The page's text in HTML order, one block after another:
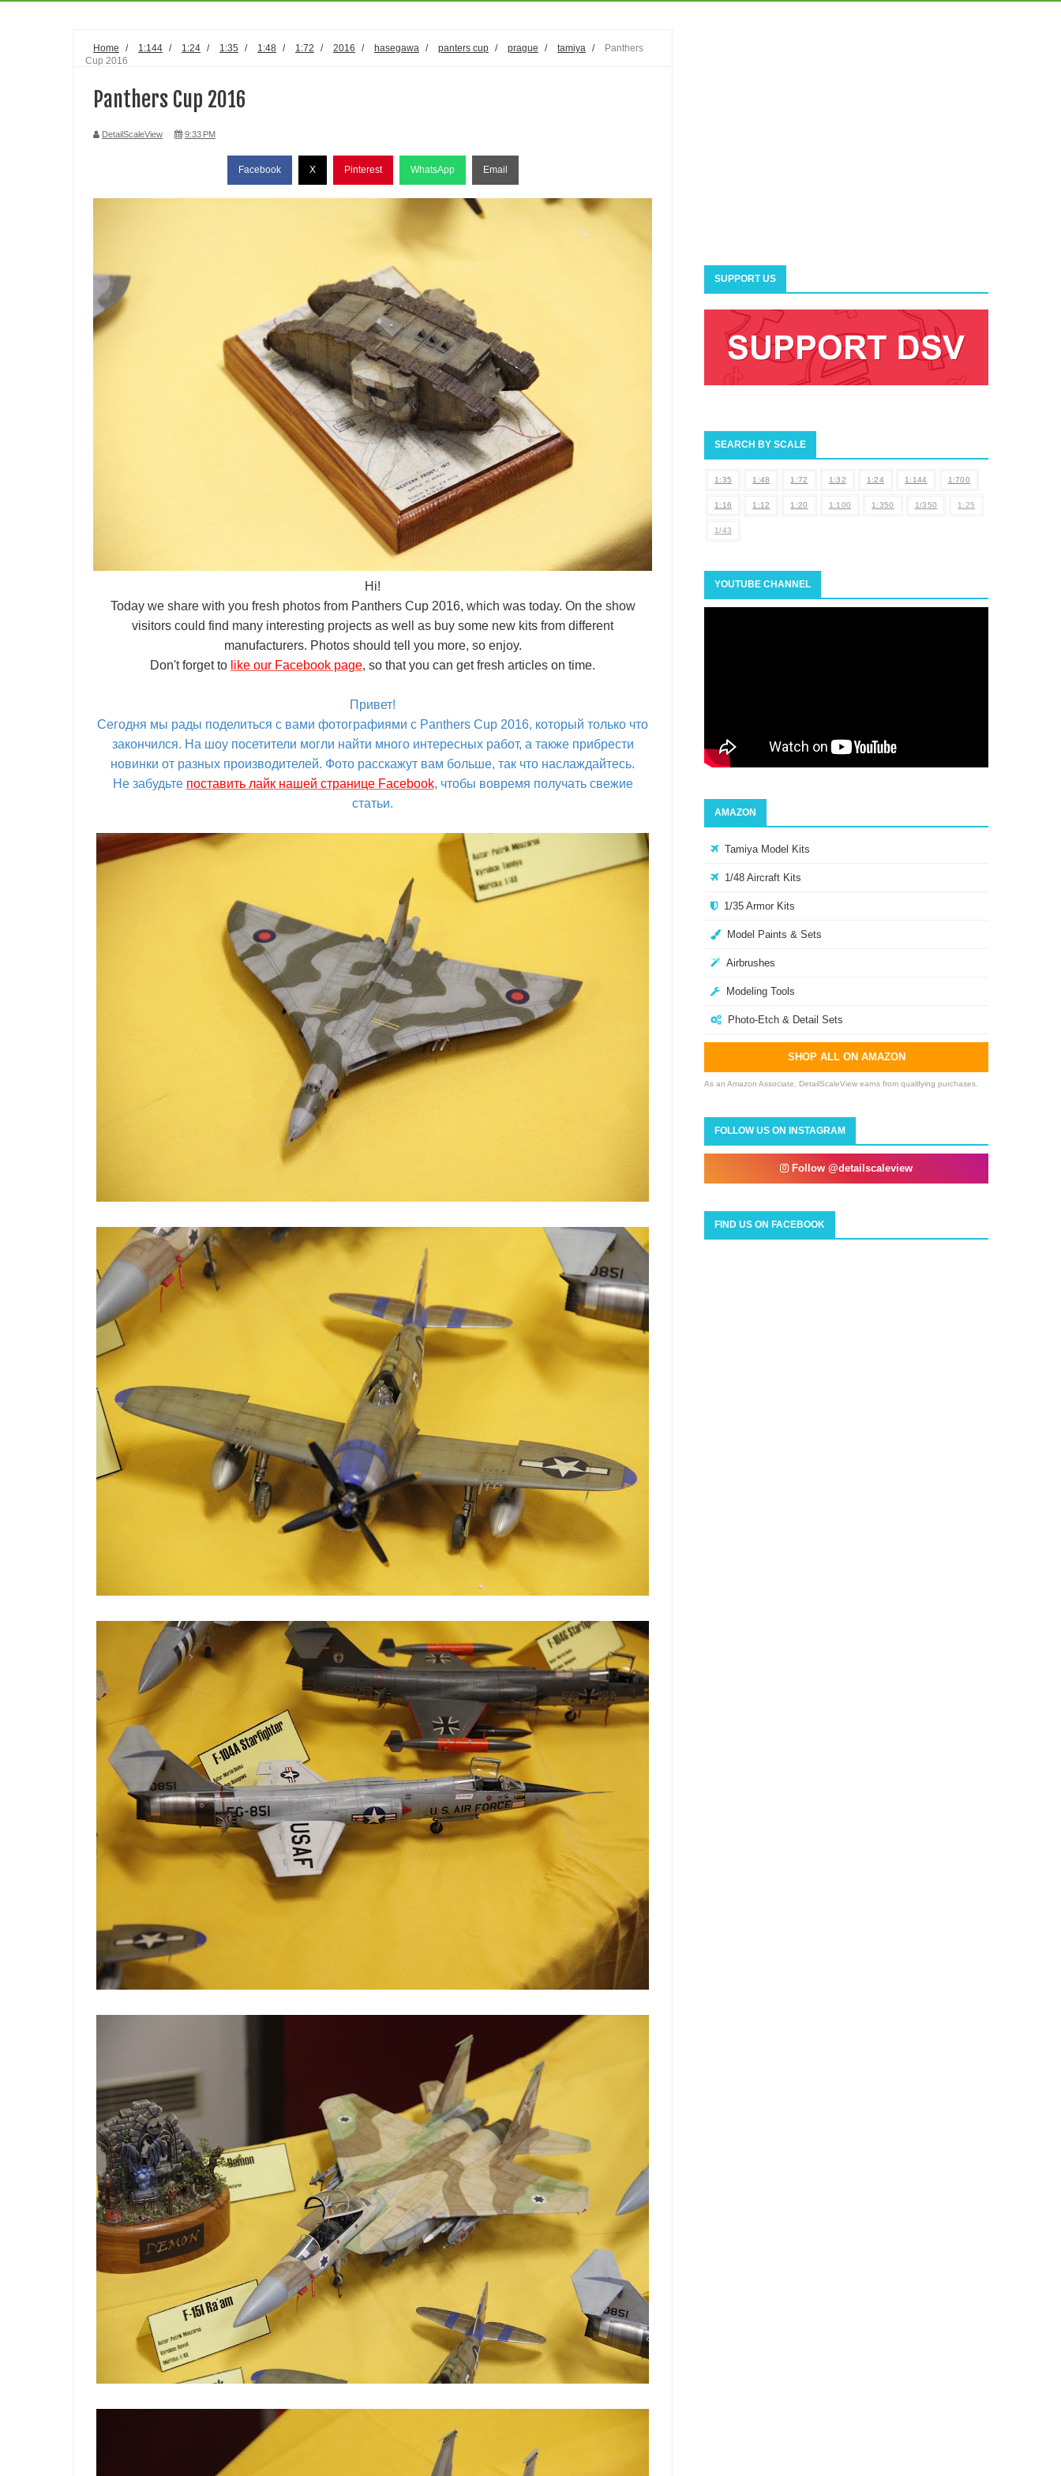
Home / 1:144 / 1:24 / 1:35 / 1:48 / 1:72 / 2016 / hasegawa / panters cup / prague / tamiya /
Panthers
Cup 2016
Panthers Cup 2016
DetailScaleView 9:33 PM
Facebook X Pinterest WhatsApp Email
Hi!
Today we share with you fresh photos from Panthers Cup 2016, which was today. On the show
visitors could find many interesting projects as well as buy some new kits from different
manufacturers. Photos should tell you more, so enjoy.
Don't forget to like our Facebook page, so that you can get fresh articles on time.
Привет!
Сегодня мы рады поделиться с вами фотографиями с Panthers Cup 2016, который только что
закончился. На шоу посетители могли найти много интересных работ, а также прибрести
новинки от разных производителей. Фото расскажут вам больше, так что наслаждайтесь.
Не забудьте поставить лайк нашей странице Facebook, чтобы вовремя получать свежие
статьи.
SUPPORT US
SEARCH BY SCALE
1:35 1:48 1:72 1:32 1:24 1:144 1:700
1:16 1:12 1:20 1:100 1:350 1/350 1:25
1/43
YOUTUBE CHANNEL
AMAZON
Tamiya Model Kits
1/48 Aircraft Kits
1/35 Armor Kits
Model Paints & Sets
Airbrushes
Modeling Tools
Photo-Etch & Detail Sets
SHOP ALL ON AMAZON
As an Amazon Associate, DetailScaleView earns from qualifying purchases.
FOLLOW US ON INSTAGRAM
Follow @detailscaleview
FIND US ON FACEBOOK